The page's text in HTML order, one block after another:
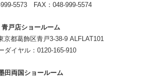
5573 FAX：048-999-5574
青戸店ショールーム
都葛飾区青戸3-38-9 ALFLAT101
ダイヤル：0120-165-910
田両国ショールーム